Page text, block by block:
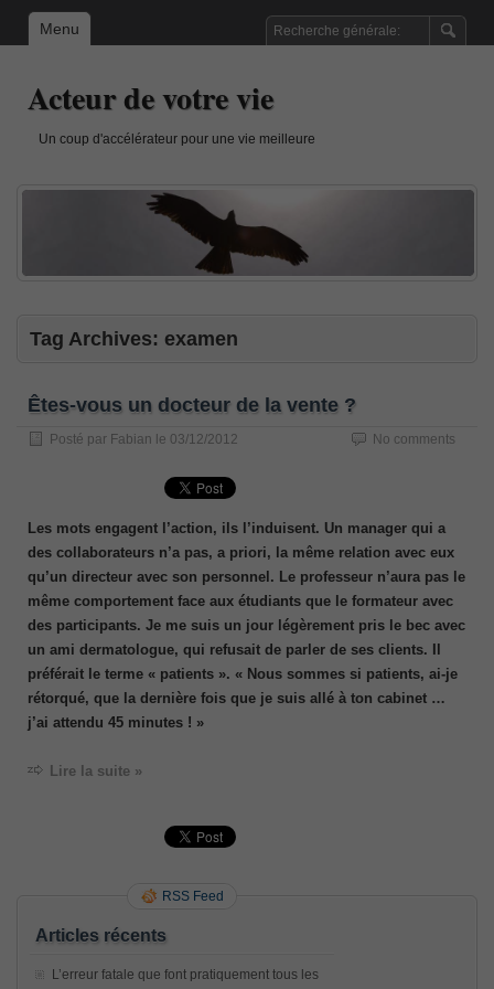
Menu
Acteur de votre vie
Un coup d'accélérateur pour une vie meilleure
Tag Archives: examen
Êtes-vous un docteur de la vente ?
Posté par Fabian le 03/12/2012 No comments
Les mots engagent l’action, ils l’induisent. Un manager qui a
des collaborateurs n’a pas, a priori, la même relation avec eux
qu’un directeur avec son personnel. Le professeur n’aura pas le
même comportement face aux étudiants que le formateur avec
des participants. Je me suis un jour légèrement pris le bec avec
un ami dermatologue, qui refusait de parler de ses clients. Il
préférait le terme « patients ». « Nous sommes si patients, ai-je
rétorqué, que la dernière fois que je suis allé à ton cabinet …
j’ai attendu 45 minutes ! »
Lire la suite »
RSS Feed
Articles récents
L’erreur fatale que font pratiquement tous les